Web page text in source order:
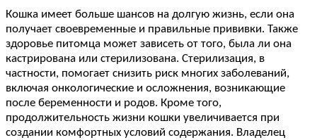
Кошка имеет больше шансов на долгую жизнь, если она
получает своевременные и правильные прививки. Также
здоровье питомца может зависеть от того, была ли она
кастрирована или стерилизована. Стерилизация, в
частности, помогает снизить риск многих заболеваний,
включая онкологические и осложнения, возникающие
после беременности и родов. Кроме того,
продолжительность жизни кошки увеличивается при
создании комфортных условий содержания. Владелец